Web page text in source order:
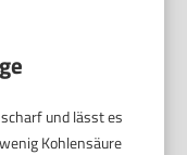
und lässt es
Kohlensäure